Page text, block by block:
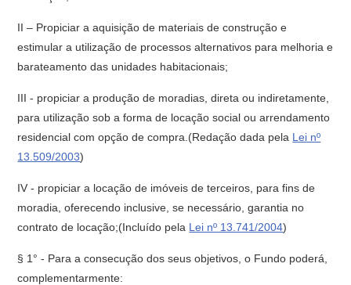
II – Propiciar a aquisição de materiais de construção e
estimular a utilização de processos alternativos para melhoria e
barateamento das unidades habitacionais;
III - propiciar a produção de moradias, direta ou indiretamente,
para utilização sob a forma de locação social ou arrendamento
residencial com opção de compra.(Redação dada pela Lei nº
13.509/2003)
IV - propiciar a locação de imóveis de terceiros, para fins de
moradia, oferecendo inclusive, se necessário, garantia no
contrato de locação;(Incluído pela Lei nº 13.741/2004)
§ 1° - Para a consecução dos seus objetivos, o Fundo poderá,
complementarmente: